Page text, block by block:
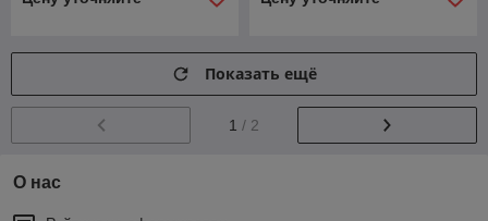
Показать ещё
1 / 2
О нас